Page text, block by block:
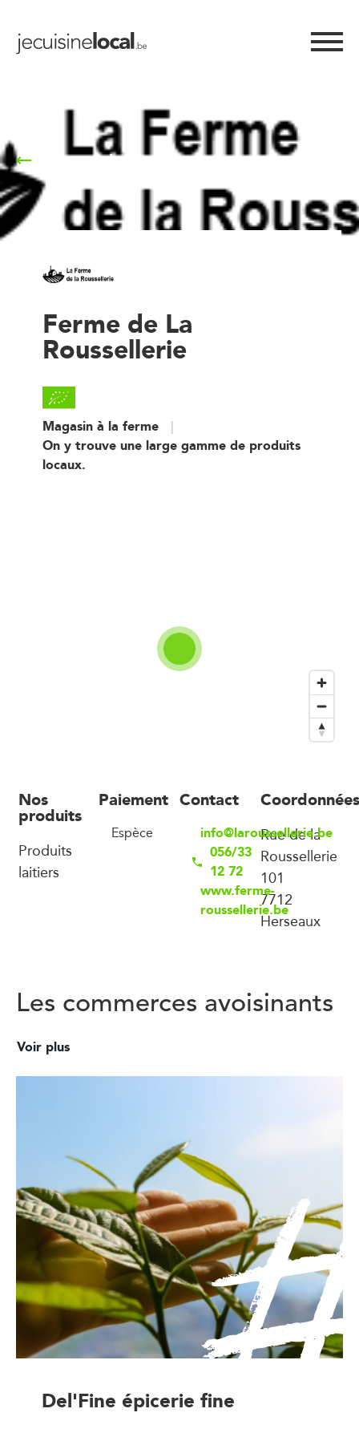
Retour à la liste
Ferme de La
Roussellerie
Magasin à la ferme
On y trouve une large gamme de produits
locaux.
Nos
produits
Produits
laitiers
Paiement
Espèce
Contact
info@laroussellerie.be
056/33
12 72
www.ferme-
roussellerie.be
Coordonnées
Rue de la
Roussellerie
101
7712
Herseaux
Les commerces avoisinants
Voir plus
Del'Fine épicerie fine